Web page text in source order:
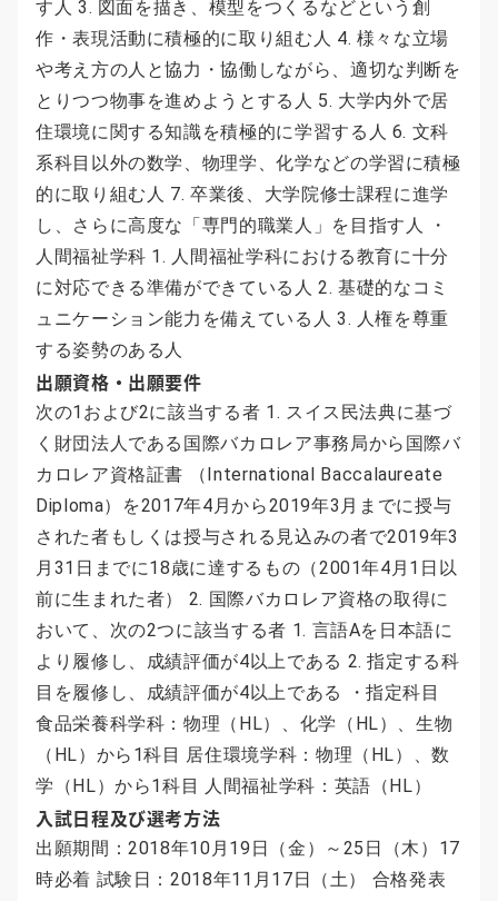
す人 3. 図面を描き、模型をつくるなどという創
作・表現活動に積極的に取り組む人 4. 様々な立場
や考え方の人と協力・協働しながら、適切な判断を
とりつつ物事を進めようとする人 5. 大学内外で居
住環境に関する知識を積極的に学習する人 6. 文科
系科目以外の数学、物理学、化学などの学習に積極
的に取り組む人 7. 卒業後、大学院修士課程に進学
し、さらに高度な「専門的職業人」を目指す人 ・
人間福祉学科 1. 人間福祉学科における教育に十分
に対応できる準備ができている人 2. 基礎的なコミ
ュニケーション能力を備えている人 3. 人権を尊重
する姿勢のある人
出願資格・出願要件
次の1および2に該当する者 1. スイス民法典に基づ
く財団法人である国際バカロレア事務局から国際バ
カロレア資格証書 （International Baccalaureate
Diploma）を2017年4月から2019年3月までに授与
された者もしくは授与される見込みの者で2019年3
月31日までに18歳に達するもの（2001年4月1日以
前に生まれた者） 2. 国際バカロレア資格の取得に
おいて、次の2つに該当する者 1. 言語Aを日本語に
より履修し、成績評価が4以上である 2. 指定する科
目を履修し、成績評価が4以上である ・指定科目
食品栄養科学科：物理（HL）、化学（HL）、生物
（HL）から1科目 居住環境学科：物理（HL）、数
学（HL）から1科目 人間福祉学科：英語（HL）
入試日程及び選考方法
出願期間：2018年10月19日（金）～25日（木）17
時必着 試験日：2018年11月17日（土） 合格発表